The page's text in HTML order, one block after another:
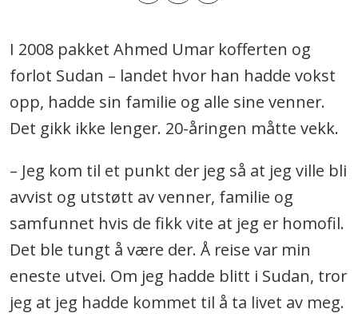
I 2008 pakket Ahmed Umar kofferten og
forlot Sudan – landet hvor han hadde vokst
opp, hadde sin familie og alle sine venner.
Det gikk ikke lenger. 20-åringen måtte vekk.
– Jeg kom til et punkt der jeg så at jeg ville bli
avvist og utstøtt av venner, familie og
samfunnet hvis de fikk vite at jeg er homofil.
Det ble tungt å være der. Å reise var min
eneste utvei. Om jeg hadde blitt i Sudan, tror
jeg at jeg hadde kommet til å ta livet av meg.